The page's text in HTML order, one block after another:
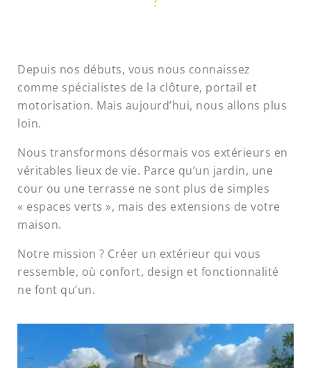
Depuis nos débuts, vous nous connaissez
comme spécialistes de la clôture, portail et
motorisation. Mais aujourd’hui, nous allons plus
loin.
Nous transformons désormais vos extérieurs en
véritables lieux de vie. Parce qu’un jardin, une
cour ou une terrasse ne sont plus de simples
« espaces verts », mais des extensions de votre
maison.
Notre mission ? Créer un extérieur qui vous
ressemble, où confort, design et fonctionnalité
ne font qu’un.